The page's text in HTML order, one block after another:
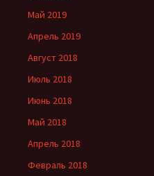
Май 2019
Апрель 2019
Август 2018
Июль 2018
Июнь 2018
Май 2018
Апрель 2018
Февраль 2018